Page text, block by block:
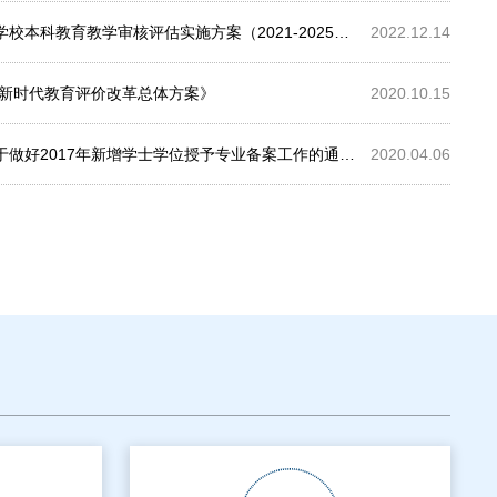
2022.12.14
学审核评估实施方案（2021-2025年）》的通知（教督〔2021〕1号...
2020.10.15
时代教育评价改革总体方案》
2020.04.06
新增学士学位授予专业备案工作的通知（粤学位办〔2016〕40号）